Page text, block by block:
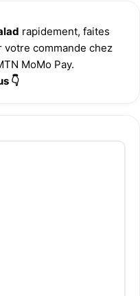
rapidement, faites
commande chez
MoMo Pay.
👇